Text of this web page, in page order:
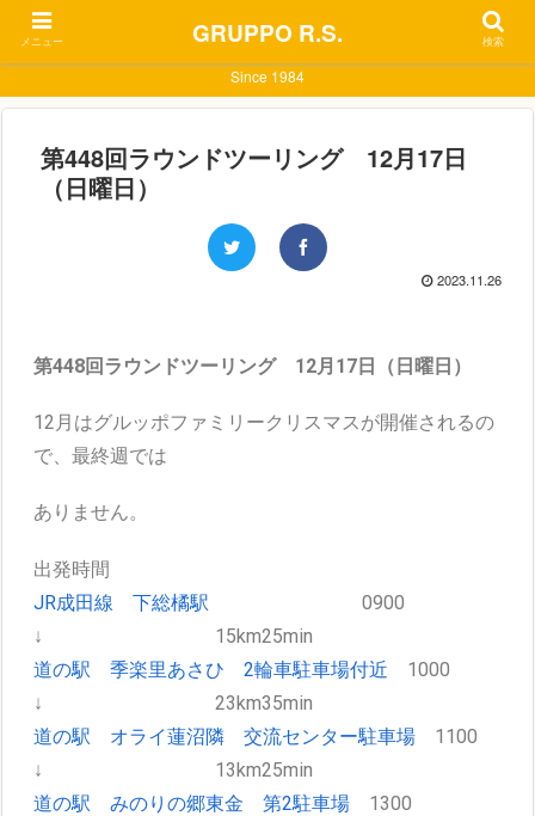
Since 1984
第448回ラウンドツーリング 12月17日
（日曜日）
2023.11.26
第448回ラウンドツーリング 12月17日（日曜日）
12月はグルッポファミリークリスマスが開催されるの
で、最終週では
ありません。
出発時間
JR成田線 下総橘駅 0900
↓ 15km25min
道の駅 季楽里あさひ 2輪車駐車場付近 1000
↓ 23km35min
道の駅 オライ蓮沼隣 交流センター駐車場 1100
↓ 13km25min
道の駅 みのりの郷東金 第2駐車場 1300
メニュー GRUPPO R.S. 検索